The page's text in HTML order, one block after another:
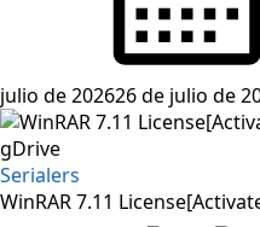
julio de 202626 de julio de
Serialers
WinRAR 7.11